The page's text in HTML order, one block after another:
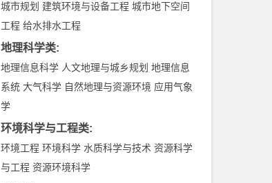
城市规划 建筑环境与设备工程 城市地下空间
工程 给水排水工程
地理科学类:
地理信息科学 人文地理与城乡规划 地理信息
系统 大气科学 自然地理与资源环境 应用气象
学
环境科学与工程类:
环境工程 环境科学 水质科学与技术 资源科学
与工程 资源环境科学